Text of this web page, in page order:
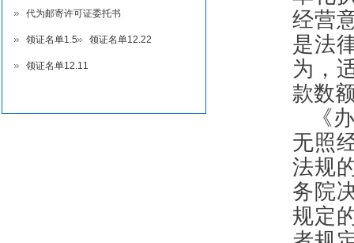
代为邮寄许可证委托书
领证名单1.5 领证名单12.22
领证名单12.11
经营
是法
为，
款数
《
无照
法规
务院
规定